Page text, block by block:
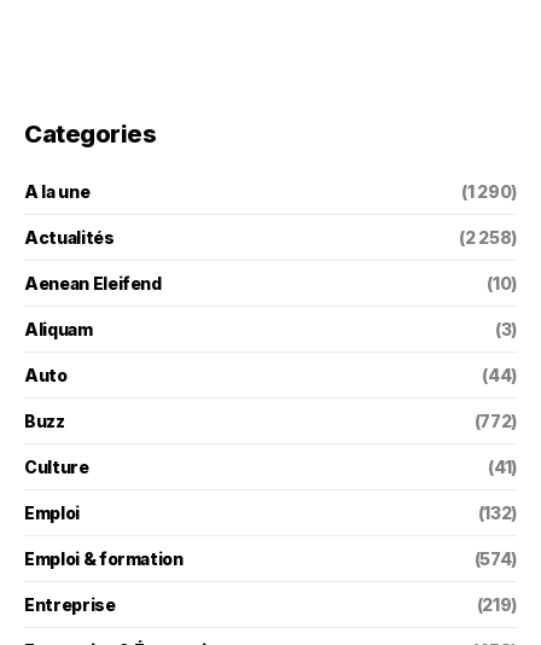
Categories
A la une (1 290)
Actualités (2 258)
Aenean Eleifend (10)
Aliquam (3)
Auto (44)
Buzz (772)
Culture (41)
Emploi (132)
Emploi & formation (574)
Entreprise (219)